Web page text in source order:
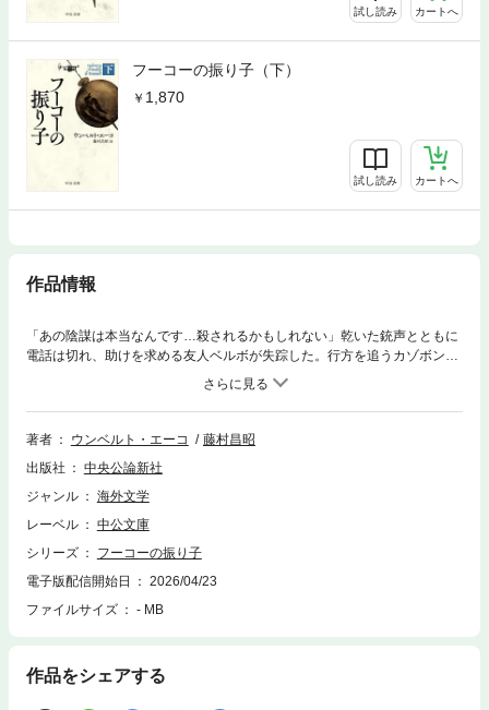
試し読み カートへ
フーコーの振り子（下）
1,870
試し読み カートへ
作品情報
「あの陰謀は本当なんです…殺されるかもしれない」乾いた銃声とともに
電話は切れ、助けを求める友人ベルボが失踪した。行方を追うカゾボン
は、フーコーの振り子を抱くパリ国立工芸院に向かう。テンプル騎士団の
秘密にまつわる原稿が持ち込まれたミラノの出版社で、3人の編集者たち
は錬金術や歴史の陰で囁かれてきた「陰謀」に引き寄せられていく。カバ
ラ、錬金術、グノーシス、薔薇十字、古代の超大陸から現代イタリアま
的ミステリー。記号学の世界的権威であり、中世史については専門家をし
のぐ著者が著した畢生の大作、待望の復刊。巻末に、訳者による作品紹介
ジ』を収録。【全３巻】
著者 ウンベルト・エーコ
藤村昌昭
出版社
中央公論新社
ジャンル
海外文学
レーベル
中公文庫
シリーズ
フーコーの振り子
電子版配信開始日
2026/04/23
ファイルサイズ
- MB
作品をシェアする